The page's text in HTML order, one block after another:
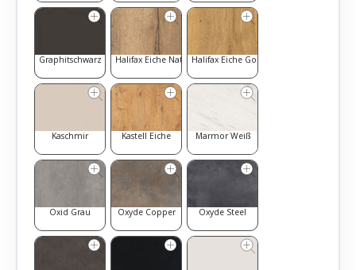
Graphitschwarz Halifax Eiche Natur Halifax Eiche Goldbraun
Kaschmir Kastell Eiche Marmor Weiß
Oxid Grau Oxyde Copper Oxyde Steel